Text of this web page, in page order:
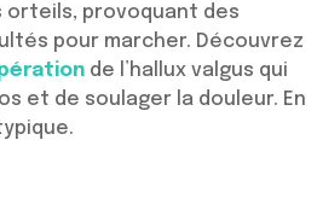
orteils, provoquant des
pour marcher. Découvrez
de l’hallux valgus qui
et de soulager la douleur. En